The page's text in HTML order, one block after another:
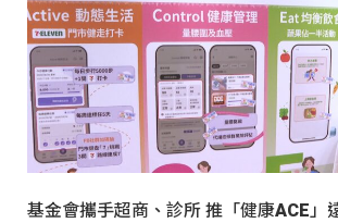
基金會攜手超商、診所 推「健康ACE」